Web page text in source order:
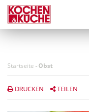
Direkt
zum
Inhalt
Startseite -Obst
DRUCKEN TEILEN